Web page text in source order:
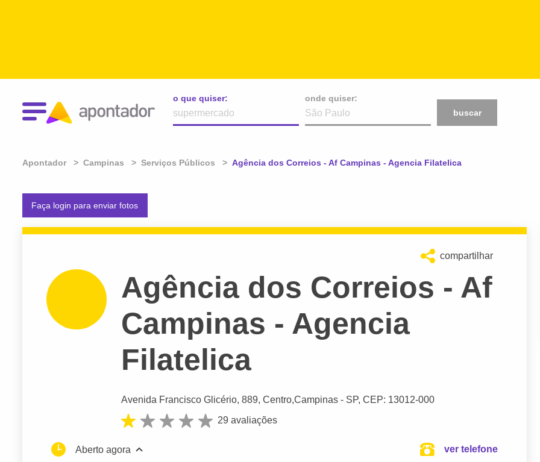
o que quiser:
onde quiser:
buscar
Apontador Campinas Serviços Públicos Atual:
Agência dos Correios - Af Campinas - Agencia Filatelica
Faça login para enviar fotos
compartilhar
Agência dos Correios - Af
Campinas - Agencia
Filatelica
Avenida Francisco Glicério, 889, Centro,Campinas - SP, CEP: 13012-000
29 avaliações
Aberto agora ver telefone